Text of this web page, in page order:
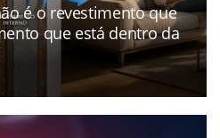
é o revestimento que
que está dentro da